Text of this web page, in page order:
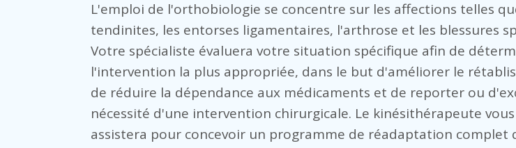
L'emploi de l'orthobiologie se concentre sur les affections telles
tendinites, les entorses ligamentaires, l'arthrose et les blessures
Votre spécialiste évaluera votre situation spécifique afin de
l'intervention la plus appropriée, dans le but d'améliorer le
de réduire la dépendance aux médicaments et de reporter ou
nécessité d'une intervention chirurgicale. Le kinésithérapeute vous
assistera pour concevoir un programme de réadaptation complet